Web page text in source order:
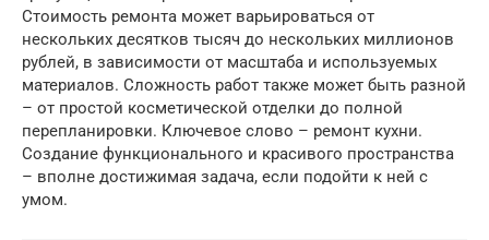
Стоимость ремонта может варьироваться от
нескольких десятков тысяч до нескольких миллионов
рублей, в зависимости от масштаба и используемых
материалов. Сложность работ также может быть разной
– от простой косметической отделки до полной
перепланировки. Ключевое слово – ремонт кухни.
Создание функционального и красивого пространства
– вполне достижимая задача, если подойти к ней с
умом.